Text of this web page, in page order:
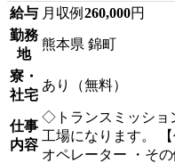
給与 月収例 260,000円
勤務
地
熊本県 錦町
寮・
社宅
あり（無料）
仕事
内容
◇トランスミッショ
工場になります。
オペレーター ・そ